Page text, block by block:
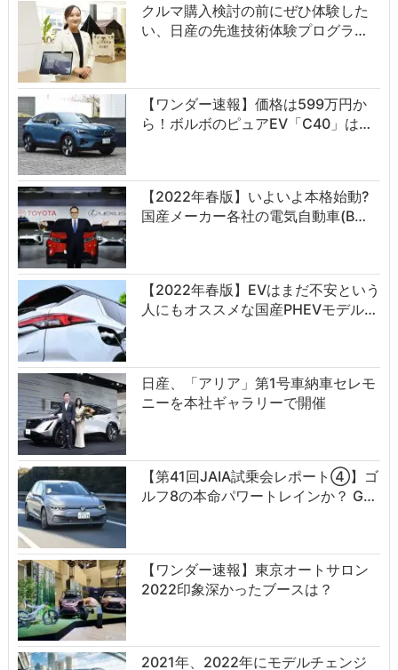
クルマ購入検討の前にぜひ体験した
い、日産の先進技術体験プログラ…
【ワンダー速報】価格は599万円か
ら！ボルボのピュアEV「C40」は…
【2022年春版】いよいよ本格始動?
国産メーカー各社の電気自動車(B…
【2022年春版】EVはまだ不安という
人にもオススメな国産PHEVモデル…
日産、「アリア」第1号車納車セレモ
ニーを本社ギャラリーで開催
【第41回JAIA試乗会レポート④】ゴ
ルフ8の本命パワートレインか？ G…
【ワンダー速報】東京オートサロン
2022印象深かったブースは？
2021年、2022年にモデルチェンジ